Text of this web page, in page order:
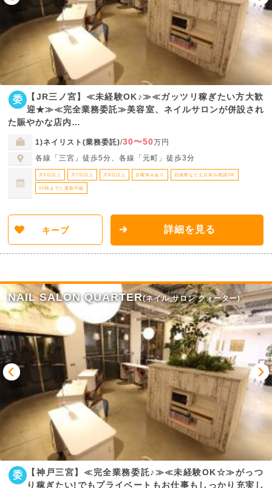
委
【JR三ノ宮】≪未経験OK♪≫≪ガッツリ稼ぎたい方大歓
迎★≫≪完全業務委託≫美容室、ネイルサロンが併設され
た賑やかな店内…
1)ネイリスト(業務委託)/30〜50万円
各線「三宮」徒歩5分、各線「元町」徒歩3分
月6日以上 月7日以上 月8日以上 日曜休みあり 冠婚祭など土日休み相談OK
20時までに退勤可能
キープ 詳細を見る
NAIL SALON QUARTER(ネイル サロン クォーター)
委
【神戸三宮】≪完全業務委託♪≫≪未経験OK☆≫がっつ
り稼ぎたい!でもプライベートもお仕事もしっかり充実し